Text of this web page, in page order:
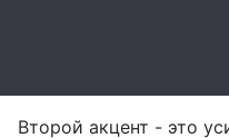
Второй акцент - это